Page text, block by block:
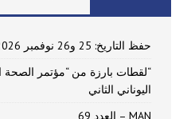
[ أبريل 22, 2026 ]
[ يوليو 10, 2026 ] حفظ
حفظ التاريخ: 25 و26 نوفمبر 2026
“لقطات بارزة من “مؤتمر الصحة
اليوناني الثاني
MAN – العدد 69